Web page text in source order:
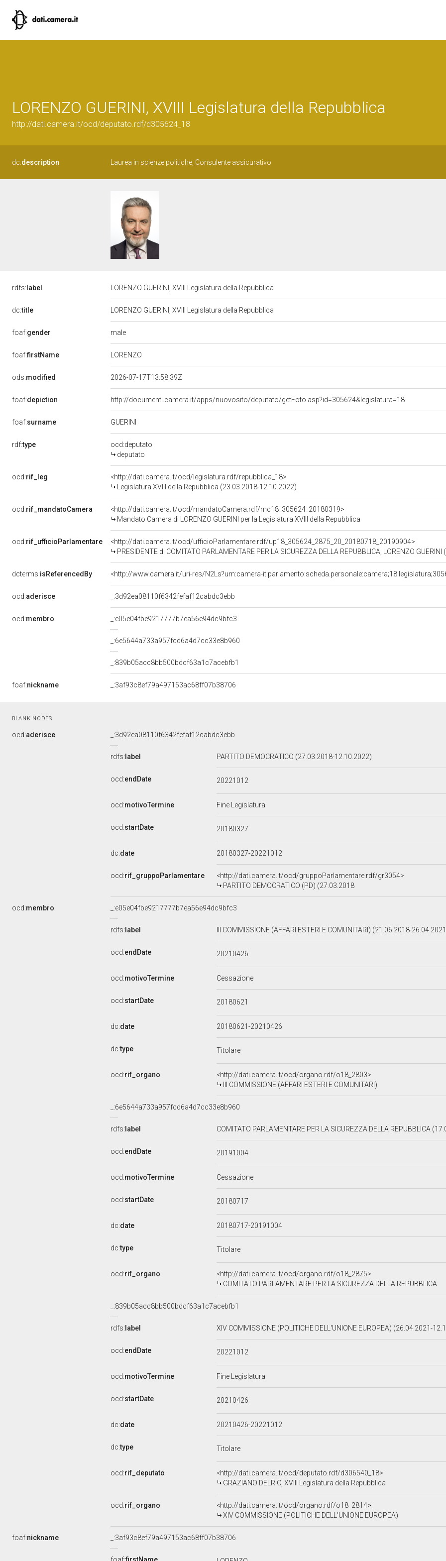
LORENZO GUERINI, XVIII Legislatura della Repubblica
http://dati.camera.it/ocd/deputato.rdf/d305624_18
dc:description Laurea in scienze politiche; Consulente assicurativo
rdfs: label LORENZO GUERINI, XVIII Legislatura della Repubblica
dc:title LORENZO GUERINI, XVIII Legislatura della Repubblica
foaf:gender male
foaf:firstName LORENZO
ods:modified 2026-07-17T13:58:39Z
foaf:depiction http://documenti.camera.it/apps/nuovosito/deputato/getFoto.asp?id=305624&legislatura=18
foaf:surname GUERINI
rdf:type
ocd:deputato
deputato
ocd:rif_leg
<http://dati.camera.it/ocd/legislatura.rdf/repubblica_18>
Legislatura XVIII della Repubblica (23.03.2018-12.10.2022)
ocd:rif_mandatoCamera
<http://dati.camera.it/ocd/mandatoCamera.rdf/mc18_305624_20180319>
Mandato Camera di LORENZO GUERINI per la Legislatura XVIII della Repubblica
ocd:rif_ufficioParlamentare
<http://dati.camera.it/ocd/ufficioParlamentare.rdf/up18_305624_2875_20_20180718_20190904>
PRESIDENTE di COMITATO PARLAMENTARE PER LA SICUREZZA DELLA REPUBBLICA, LORENZO
dcterms:isReferencedBy <http://www.camera.it/uri-res/N2Ls?urn:camera-
ocd:aderisce _:3d92ea08110f6342fefaf12cabdc3ebb
ocd:membro _:e05e04fbe9217777b7ea56e94dc9bfc3
_:6e5644a733a957fcd6a4d7cc33e8b960
_:839b05acc8bb500bdcf63a1c7acebfb1
foaf:nickname _:3af93c8ef79a497153ac68ff07b38706
BLANK NODES
ocd:aderisce _:3d92ea08110f6342fefaf12cabdc3ebb
rdfs: label PARTITO DEMOCRATICO (27.03.2018-12.10.2022)
ocd:endDate 20221012
ocd:motivoTermine Fine Legislatura
ocd:startDate 20180327
dc:date 20180327-20221012
ocd:rif_gruppoParlamentare
<http://dati.camera.it/ocd/gruppoParlamentare.rdf/gr3054>
PARTITO DEMOCRATICO (PD) (27.03.2018
ocd:membro _:e05e04fbe9217777b7ea56e94dc9bfc3
rdfs: label III COMMISSIONE (AFFARI ESTERI E COMUNITARI) (21.06.2018-
ocd:endDate 20210426
ocd:motivoTermine Cessazione
ocd:startDate 20180621
dc:date 20180621-20210426
dc:type Titolare
ocd:rif_organo
<http://dati.camera.it/ocd/organo.rdf/o18_2803>
III COMMISSIONE (AFFARI ESTERI E COMUNITARI)
_:6e5644a733a957fcd6a4d7cc33e8b960
rdfs: label COMITATO PARLAMENTARE PER LA SICUREZZA DELLA REPUBBLICA
ocd:endDate 20191004
ocd:motivoTermine Cessazione
ocd:startDate 20180717
dc:date 20180717-20191004
dc:type Titolare
ocd:rif_organo
<http://dati.camera.it/ocd/organo.rdf/o18_2875>
COMITATO PARLAMENTARE PER LA SICUREZZA DELLA REPUBBLICA
_:839b05acc8bb500bdcf63a1c7acebfb1
rdfs: label XIV COMMISSIONE (POLITICHE DELL'UNIONE EUROPEA) (26.04.2021-
ocd:endDate 20221012
ocd:motivoTermine Fine Legislatura
ocd:startDate 20210426
dc:date 20210426-20221012
dc:type Titolare
ocd:rif_deputato
<http://dati.camera.it/ocd/deputato.rdf/d306540_18>
GRAZIANO DELRIO, XVIII Legislatura della Repubblica
ocd:rif_organo
<http://dati.camera.it/ocd/organo.rdf/o18_2814>
XIV COMMISSIONE (POLITICHE DELL'UNIONE EUROPEA)
foaf:nickname _:3af93c8ef79a497153ac68ff07b38706